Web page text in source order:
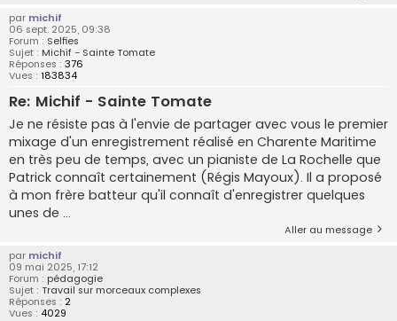
par michif
06 sept. 2025, 09:38
Forum : Selfies
Sujet : Michif - Sainte Tomate
Réponses : 376
Vues : 183834
Re: Michif - Sainte Tomate
Je ne résiste pas à l'envie de partager avec vous le premier
mixage d'un enregistrement réalisé en Charente Maritime
en très peu de temps, avec un pianiste de La Rochelle que
Patrick connaît certainement (Régis Mayoux). Il a proposé
à mon frère batteur qu'il connaît d'enregistrer quelques
unes de ...
Aller au message
par michif
09 mai 2025, 17:12
Forum : pédagogie
Sujet : Travail sur morceaux complexes
Réponses : 2
Vues : 4029